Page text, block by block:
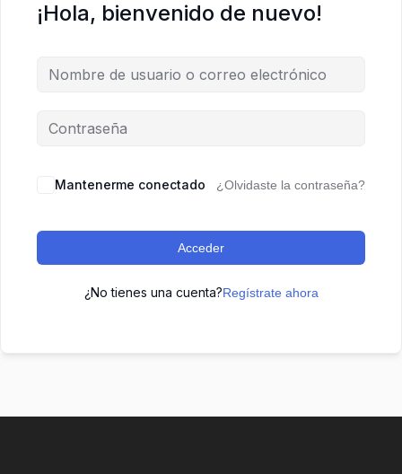
¡Hola, bienvenido de nuevo!
Mantenerme conectado ¿Olvidaste la contraseña?
Acceder
¿No tienes una cuenta?Regístrate ahora